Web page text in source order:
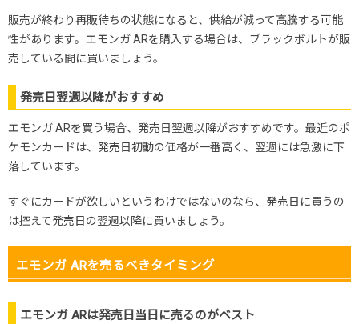
販売が終わり再販待ちの状態になると、供給が減って高騰する可能
性があります。エモンガ ARを購入する場合は、ブラックボルトが販
売している間に買いましょう。
発売日翌週以降がおすすめ
エモンガ ARを買う場合、発売日翌週以降がおすすめです。最近のポ
ケモンカードは、発売日初動の価格が一番高く、翌週には急激に下
落しています。
すぐにカードが欲しいというわけではないのなら、発売日に買うの
は控えて発売日の翌週以降に買いましょう。
エモンガ ARを売るべきタイミング
エモンガ ARは発売日当日に売るのがベスト